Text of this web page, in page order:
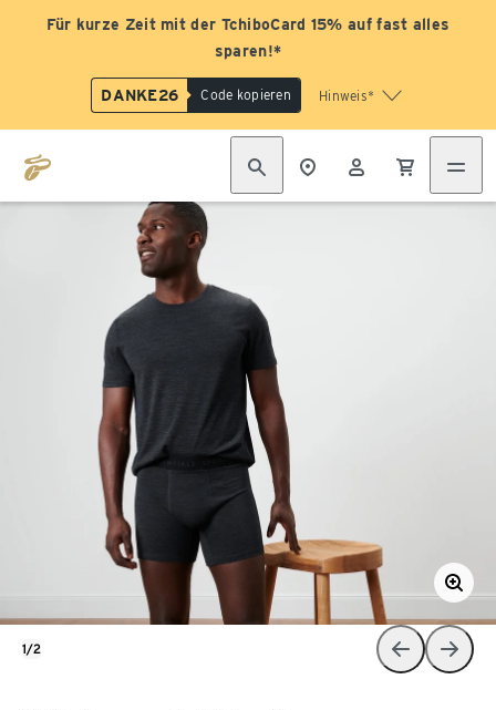
Für kurze Zeit mit der TchiboCard 15% auf fast alles
sparen!*
DANKE26 Code kopieren Hinweis*
1/2